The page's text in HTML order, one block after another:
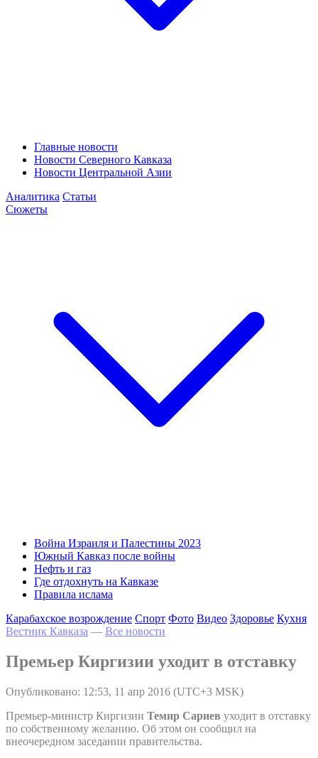
Главные новости
Новости Северного Кавказа
Новости Центральной Азии
Аналитика Статьи
Сюжеты
Война Израиля и Палестины 2023
Южный Кавказ после войны
Нефть и газ
Где отдохнуть на Кавказе
Правила ислама
Карабахское возрождение Спорт Фото Видео Здоровье Кухня
Вестник Кавказа — Все новости
Премьер Киргизии уходит в отставку
Опубликовано: 12:53, 11 апр 2016 (UTC+3 MSK)
Премьер-министр Киргизии Темир Сариев уходит в отставку
по собственному желанию. Об этом он сообщил на
внеочередном заседании правительства.